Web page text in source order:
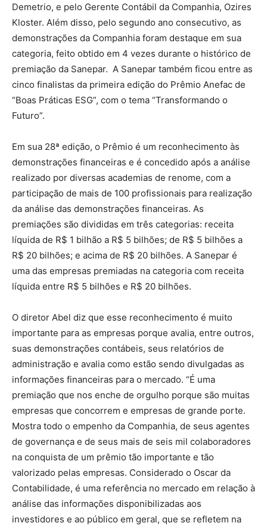
Demetrio, e pelo Gerente Contábil da Companhia, Ozires
Kloster. Além disso, pelo segundo ano consecutivo, as
demonstrações da Companhia foram destaque em sua
categoria, feito obtido em 4 vezes durante o histórico de
premiação da Sanepar. A Sanepar também ficou entre as
cinco finalistas da primeira edição do Prêmio Anefac de
“Boas Práticas ESG”, com o tema “Transformando o
Futuro”.
Em sua 28ª edição, o Prêmio é um reconhecimento às
demonstrações financeiras e é concedido após a análise
realizado por diversas academias de renome, com a
participação de mais de 100 profissionais para realização
da análise das demonstrações financeiras. As
premiações são divididas em três categorias: receita
líquida de R$ 1 bilhão a R$ 5 bilhões; de R$ 5 bilhões a
R$ 20 bilhões; e acima de R$ 20 bilhões. A Sanepar é
uma das empresas premiadas na categoria com receita
líquida entre R$ 5 bilhões e R$ 20 bilhões.
O diretor Abel diz que esse reconhecimento é muito
importante para as empresas porque avalia, entre outros,
suas demonstrações contábeis, seus relatórios de
administração e avalia como estão sendo divulgadas as
informações financeiras para o mercado. “É uma
premiação que nos enche de orgulho porque são muitas
empresas que concorrem e empresas de grande porte.
Mostra todo o empenho da Companhia, de seus agentes
de governança e de seus mais de seis mil colaboradores
na conquista de um prêmio tão importante e tão
valorizado pelas empresas. Considerado o Oscar da
Contabilidade, é uma referência no mercado em relação à
análise das informações disponibilizadas aos
investidores e ao público em geral, que se refletem na